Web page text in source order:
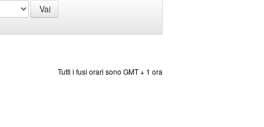
Tutti i fusi orari sono GMT + 1 ora